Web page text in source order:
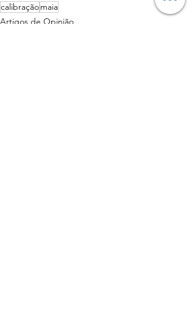
calibraçãomaia
Artigos de Opinião